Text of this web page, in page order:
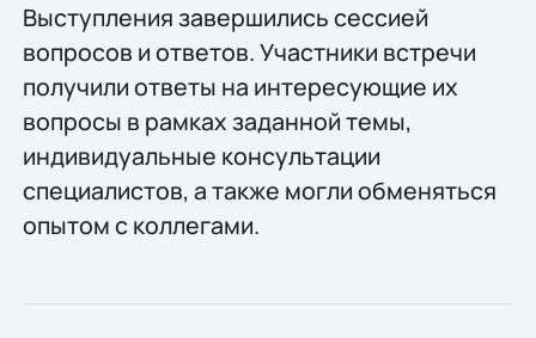
Выступления завершились сессией
вопросов и ответов. Участники встречи
получили ответы на интересующие их
вопросы в рамках заданной темы,
индивидуальные консультации
специалистов, а также могли обменяться
опытом с коллегами.